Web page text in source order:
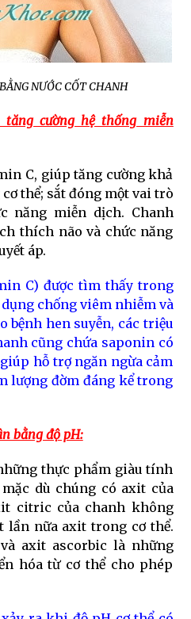
NƯỚC CỐT CHANH
tăng cường hệ thống miễn
C, giúp tăng cường khả
thể; sắt đóng một vai trò
năng miễn dịch. Chanh
thích não và chức năng
áp.
C) được tìm thấy trong
chống viêm nhiễm và
bệnh hen suyễn, các triệu
cũng chứa saponin có
hỗ trợ ngăn ngừa cảm
lượng đờm đáng kể trong
bằng độ pH:
thực phẩm giàu tính
dù chúng có axit của
citric của chanh không
lần nữa axit trong cơ thể.
axit ascorbic là những
hóa từ cơ thể cho phép